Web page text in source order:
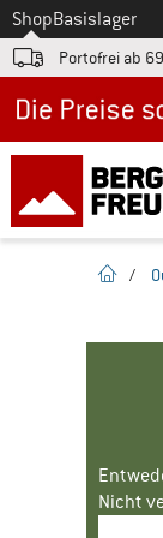
Zum
ShopBasislager
Portofrei ab
/
Nicht